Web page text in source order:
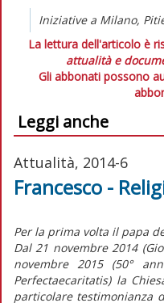
Iniziative a Milano,
La lettura dell'articolo è
attualità e
Gli abbonati possono
Leggi anche
Attualità, 2014-6
Francesco -
Per la prima volta il papa
Dal 21 novembre 2014
novembre 2015 (50°
Perfectaecaritatis) la
particolare testimonianza